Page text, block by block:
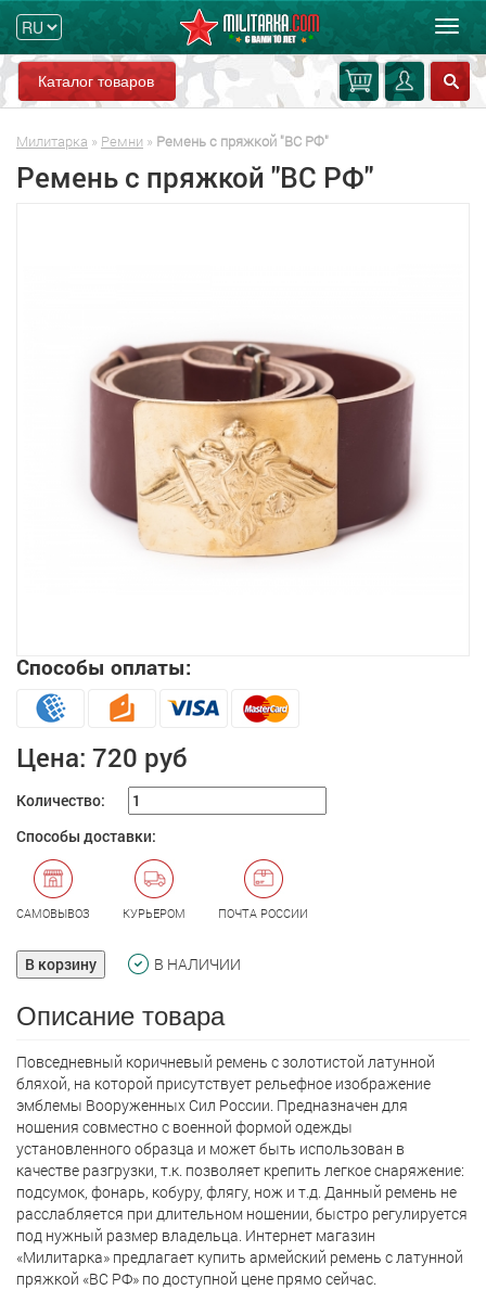
Каталог товаров
Милитарка » Ремни » Ремень с пряжкой "ВС РФ"
Ремень с пряжкой "ВС РФ"
Способы оплаты:
Цена: 720 руб
Количество:
Способы доставки:
САМОВЫВОЗ КУРЬЕРОМ ПОЧТА РОССИИ
В корзину В НАЛИЧИИ
Описание товара
Повседневный коричневый ремень с золотистой латунной
бляхой, на которой присутствует рельефное изображение
эмблемы Вооруженных Сил России. Предназначен для
ношения совместно с военной формой одежды
установленного образца и может быть использован в
качестве разгрузки, т.к. позволяет крепить легкое снаряжение:
подсумок, фонарь, кобуру, флягу, нож и т.д. Данный ремень не
расслабляется при длительном ношении, быстро регулируется
под нужный размер владельца. Интернет магазин
«Милитарка» предлагает кyпить армейский ремень с латунной
пряжкой «ВС РФ» по доступной цене прямо сейчас.